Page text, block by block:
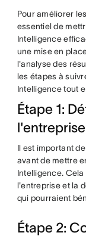
Pour améliorer
essentiel de
Intelligence
une mise en
l'analyse des
les étapes à
Intelligence tout
Étape 1:
l'entreprise
Il est important
avant de mettre
Intelligence.
l'entreprise et la
qui pourraient
Étape 2: